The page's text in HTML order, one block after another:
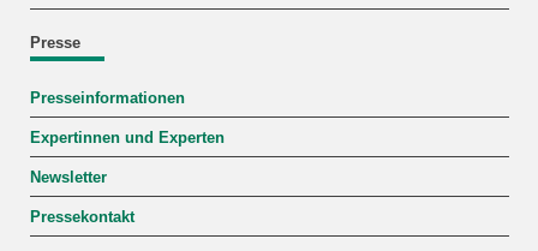
Presse
Presseinformationen
Expertinnen und Experten
Newsletter
Pressekontakt